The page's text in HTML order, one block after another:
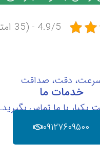
4.9/5 - (35 امتیاز)
دقت، صداقت
خدمات ما
یکبار با ما تماس بگیرید.
۰۹۱۲۷۶۰۹۵۰۰